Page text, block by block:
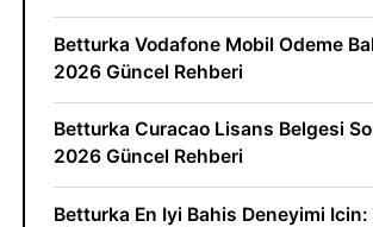
Betturka Vodafone Mobil Odeme
2026 Güncel Rehberi
Betturka Curacao Lisans Belgesi
2026 Güncel Rehberi
Betturka En Iyi Bahis Deneyimi